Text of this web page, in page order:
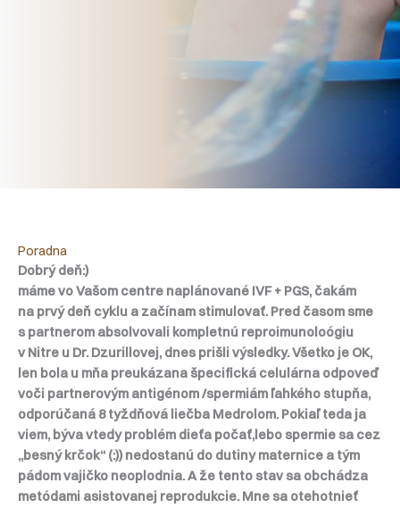
Poradna
Dobrý deň:)
máme vo Vašom centre naplánované IVF + PGS, čakám
na prvý deň cyklu a začínam stimulovať. Pred časom sme
s partnerom absolvovali kompletnú reproimunoloógiu
v Nitre u Dr. Dzurillovej, dnes prišli výsledky. Všetko je OK,
len bola u mňa preukázana špecifická celulárna odpoveď
voči partnerovým antigénom /spermiám ľahkého stupňa,
odporúčaná 8 tyždňová liečba Medrolom. Pokiaľ teda ja
viem, býva vtedy problém dieťa počať,lebo spermie sa cez
„besný krčok“ (:)) nedostanú do dutiny maternice a tým
pádom vajičko neoplodnia. A že tento stav sa obchádza
metódami asistovanej reprodukcie. Mne sa otehotnieť